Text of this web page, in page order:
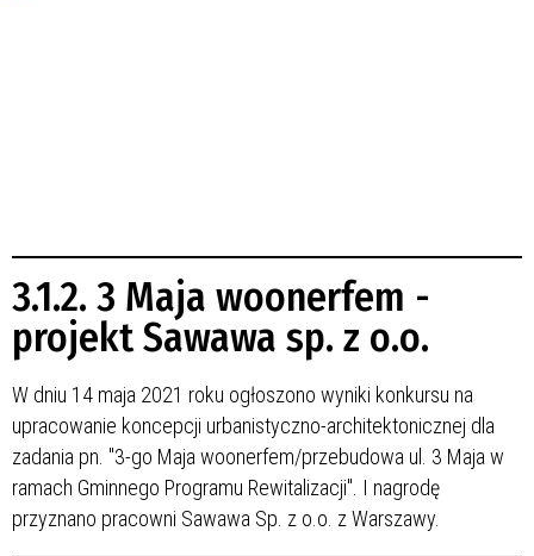
3.1.2. 3 Maja woonerfem -
projekt Sawawa sp. z o.o.
W dniu 14 maja 2021 roku ogłoszono wyniki konkursu na
upracowanie koncepcji urbanistyczno-architektonicznej dla
zadania pn. "3-go Maja woonerfem/przebudowa ul. 3 Maja w
ramach Gminnego Programu Rewitalizacji". I nagrodę
przyznano pracowni Sawawa Sp. z o.o. z Warszawy.